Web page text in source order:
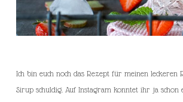
Ich bin euch noch das Rezept für meinen leckeren
Sirup schuldig. Auf Instagram konntet ihr ja schon